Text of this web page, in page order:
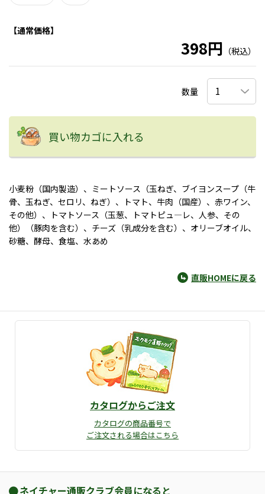
【通常価格】
398円 （税込）
数量
買い物カゴに入れる
小麦粉（国内製造）、ミートソース（玉ねぎ、ブイヨンスープ（牛
骨、玉ねぎ、セロリ、ねぎ）、トマト、牛肉（国産）、赤ワイン、
その他）、トマトソース（玉葱、トマトピュ―レ、人参、その
他）（豚肉を含む）、チーズ（乳成分を含む）、オリーブオイル、
砂糖、酵母、食塩、水あめ
直販HOMEに戻る
カタログからご注文
カタログの商品番号で
ご注文される場合はこちら
ネイチャー通販クラブ会員になると